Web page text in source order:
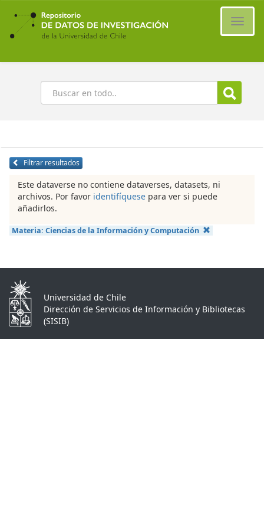
Ir
contenido
principal
Buscar
Filtrar resultados
Este dataverse no contiene dataverses, datasets, ni
archivos. Por favor identifíquese para ver si puede
añadirlos.
Materia: Ciencias de la Información y Computación
Universidad de Chile
Dirección de Servicios de Información y Bibliotecas
(SISIB)